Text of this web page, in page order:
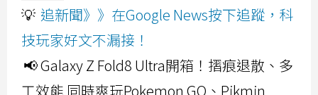
💡 追新聞》》在Google News按下追蹤，科
技玩家好文不漏接！
📢 Galaxy Z Fold8 Ultra開箱！摺痕退散、多
工效能 同時爽玩Pokemon GO、Pikmin